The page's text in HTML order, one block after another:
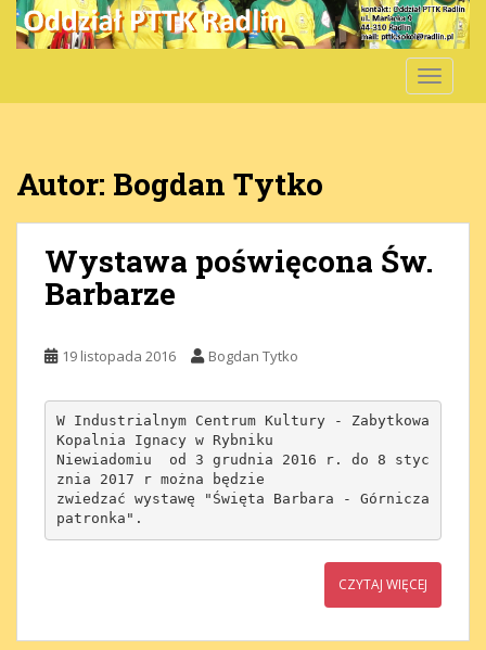
Autor: Bogdan Tytko
Wystawa poświęcona Św.
Barbarze
19 listopada 2016 Bogdan Tytko
W Industrialnym Centrum Kultury - Zabytkowa
Kopalnia Ignacy w Rybniku
Niewiadomiu  od 3 grudnia 2016 r. do 8 styc
znia 2017 r można będzie
zwiedzać wystawę "Święta Barbara - Górnicza
patronka".
CZYTAJ WIĘCEJ